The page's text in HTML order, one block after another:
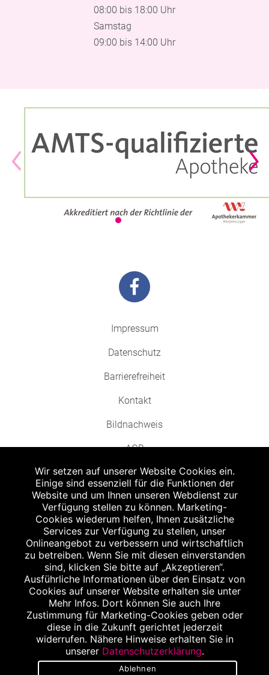
08:00 bis 18:00 Uhr
Samstag
09:00 bis 14:00 Uhr
Impressum
Datenschutz
Barrierefreiheit
Kontakt
Bildnachweis
AGB
Abgabe in haushaltsüblichen Mengen, solange der Vorrat reicht. Für Druck-
und Satzfehler keine Haftung.
Zu Risiken und Nebenwirkungen lesen Sie die Packungsbeilage und fragen
Sie Ihren Arzt oder Apotheker.
Angabe nach der deutschen Arzneimitteltaxe Apothekenerstattungspreis
(AEP). Der AEP ist keine unverbindliche Preisempfehlung der Hersteller. Der
AEP ist ein von den Apotheken in Ansatz gebrachter Preis für rezeptfreie
Arzneimittel. Er entspricht in der Höhe dem für Apotheken verbindlichen
Abgabepreis, zu dem eine Apotheke in bestimmten Fällen (z.B. bei Kindern
unter 12 Jahren) das Produkt mit der gesetzlichen Krankenversicherung
abrechnet. Der AEP ist der allgemeine Erstattungspreis im Falle einer
Kostenübernahme durch die gesetzlichen Krankenkassen, vor Abzug eines
Zwangsrabattes (zur Zeit 5%) nach §130 Abs. 1 SGB V.
Unverbindliche Preisempfehlung des Herstellers (UVP).
Wir setzen auf unserer Website Cookies ein.
Einige sind essenziell für die Funktionen der
Website und um Ihnen unseren Webdienst zur
Verfügung stellen zu können. Marketing-
Cookies wiederum helfen, Ihnen zusätzliche
Services zur Verfügung zu stellen, unser
Onlineangebot zu verbessern und wirtschaftlich
zu betreiben. Wenn Sie mit diesen einverstanden
sind, klicken Sie bitte auf „Akzeptieren“.
Ausführliche Informationen über den Einsatz von
Cookies auf unserer Website erhalten sie unter
Mehr Infos. Dort können Sie auch Ihre
Zustimmung für Marketing-Cookies geben oder
diese in die Zukunft gerichtet jederzeit
widerrufen. Nähere Hinweise erhalten Sie in
unserer Datenschutzerklärung.
Ablehnen